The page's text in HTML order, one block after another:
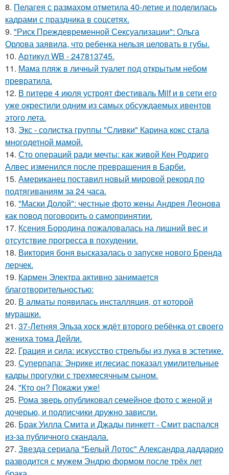
8. Пелагея с размахом отметила 40-летие и поделилась
кадрами с праздника в соцсетях.
9. "Риск Преждевременной Сексуализации": Ольга
Орлова заявила, что ребенка нельзя целовать в губы.
10. Артикул WB - 247813745.
11. Мама пляж в личный туалет под открытым небом
превратила.
12. В питере 4 июля устроят фестиваль Milf и в сети его
уже окрестили одним из самых обсуждаемых ивентов
этого лета.
13. Экс - солистка группы "Сливки" Карина кокс стала
многодетной мамой.
14. Сто операций ради мечты: как живой Кен Родриго
Алвес изменился после превращения в Барби.
15. Американец поставил новый мировой рекорд по
подтягиваниям за 24 часа.
16. "Маски Долой": честные фото жены Андрея Леонова
как повод поговорить о самопринятии.
17. Ксения Бородина пожаловалась на лишний вес и
отсутствие прогресса в похудении.
18. Виктория боня высказалась о запуске нового Бренда
лерчек.
19. Кармен Электра активно занимается
благотворительностью:
20. В алматы появилась инсталляция, от которой
мурашки.
21. 37-Летняя Эльза хоск ждёт второго ребёнка от своего
жениха тома Дейли.
22. Грация и сила: искусство стрельбы из лука в эстетике.
23. Суперпапа: Энрике иглесиас показал умилительные
кадры прогулки с трехмесячным сыном.
24. "Кто он? Покажи уже!
25. Рома зверь опубликовал семейное фото с женой и
дочерью, и подписчики дружно зависли.
26. Брак Уилла Смита и Джады пинкетт - Смит распался
из-за публичного скандала.
27. Звезда сериала "Белый Лотос" Александра даддарио
разводится с мужем Эндрю формом после трёх лет